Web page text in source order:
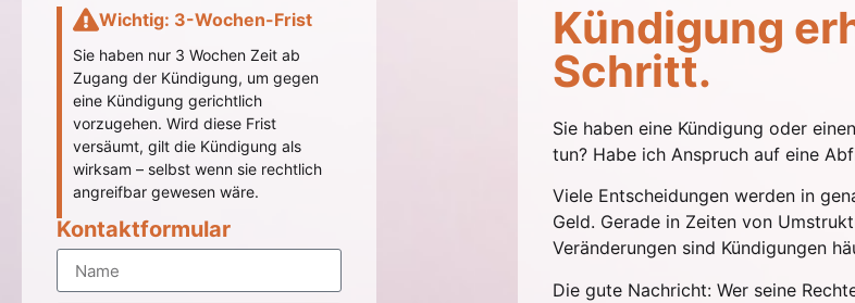
Wichtig: 3-Wochen-Frist
Sie haben nur 3 Wochen Zeit ab
Zugang der Kündigung, um gegen
eine Kündigung gerichtlich
vorzugehen. Wird diese Frist
versäumt, gilt die Kündigung als
wirksam – selbst wenn sie rechtlich
angreifbar gewesen wäre.
Kontaktformular
Kündigung
Schritt.
Sie haben eine Kündigung oder
tun? Habe ich Anspruch auf eine
Viele Entscheidungen werden in
Geld. Gerade in Zeiten von
Veränderungen sind Kündigungen
Die gute Nachricht: Wer seine